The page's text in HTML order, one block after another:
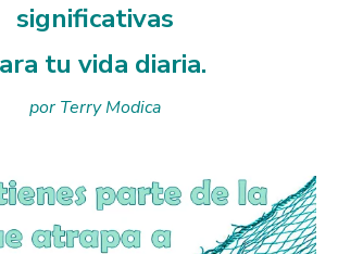
significativas
tu vida diaria.
por Terry Modica